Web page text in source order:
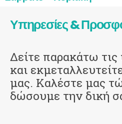
Υπηρεσίες &
Δείτε παρακάτω τις
και
μας. Καλέστε μας
δώσουμε την δική